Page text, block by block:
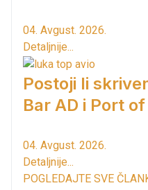
04. Avgust. 2026.
Detaljnije...
Postoji li
Bar AD i Port
04. Avgust. 2026.
Detaljnije...
POGLEDAJTE SVE